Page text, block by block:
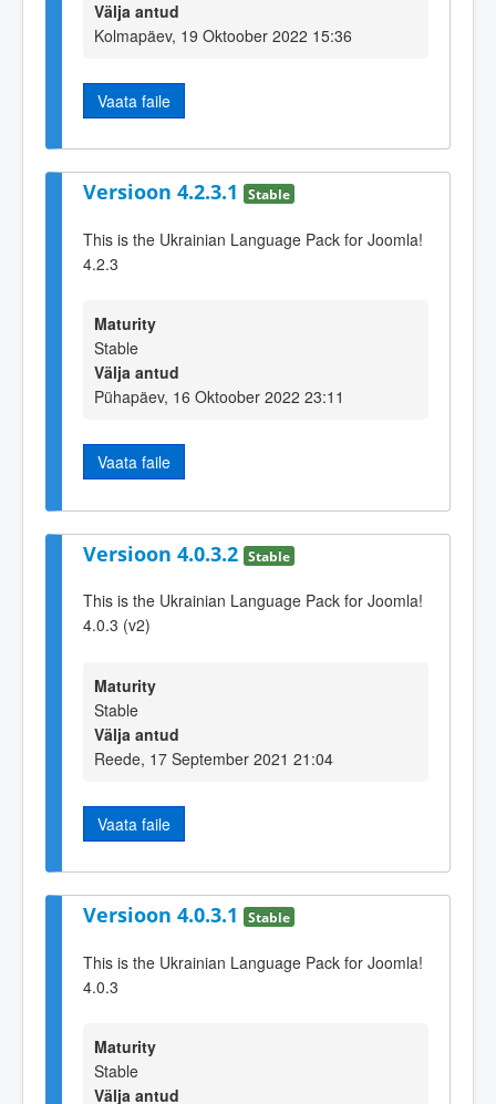
Välja antud
Kolmapäev, 19 Oktoober 2022 15:36
Vaata faile
Versioon 4.2.3.1 Stable
This is the Ukrainian Language Pack for Joomla!
4.2.3
Maturity
Stable
Välja antud
Pühapäev, 16 Oktoober 2022 23:11
Vaata faile
Versioon 4.0.3.2 Stable
This is the Ukrainian Language Pack for Joomla!
4.0.3 (v2)
Maturity
Stable
Välja antud
Reede, 17 September 2021 21:04
Vaata faile
Versioon 4.0.3.1 Stable
This is the Ukrainian Language Pack for Joomla!
4.0.3
Maturity
Stable
Välja antud